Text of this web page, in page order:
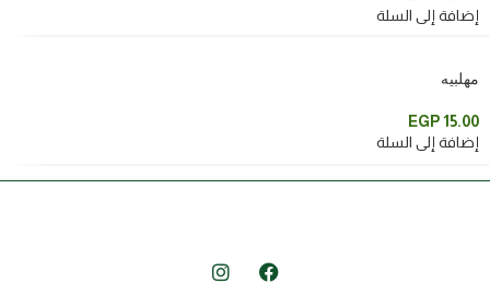
إضافة إلى السلة
مهلبيه
EGP15.00
إضافة إلى السلة